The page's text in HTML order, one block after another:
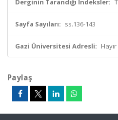
Derginin Tarandığı İndeksler:
Sayfa Sayıları: ss.136-143
Gazi Üniversitesi Adresli: Hayır
Paylaş